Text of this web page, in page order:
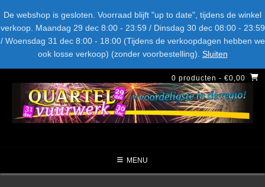
De webshop is gesloten. Voorraad blijft "up to date", tijdens de winkel
verkoop. Maandag 29 dec 8:00 - 23:59 / Dinsdag 30 dec 08:00 - 23:59
/ Woensdag 31 dec 8:00 - 18:00 (Tijdens de verkoopdagen hebben we
ook losse verkoop) (zonder voorbestelling). Sluiten
naar
inhoud
LEVERANCIERS TYPE AANBIEDINGEN CATEGORIE
NIEUW DIT JAAR
MENU
0 producten - €0,00